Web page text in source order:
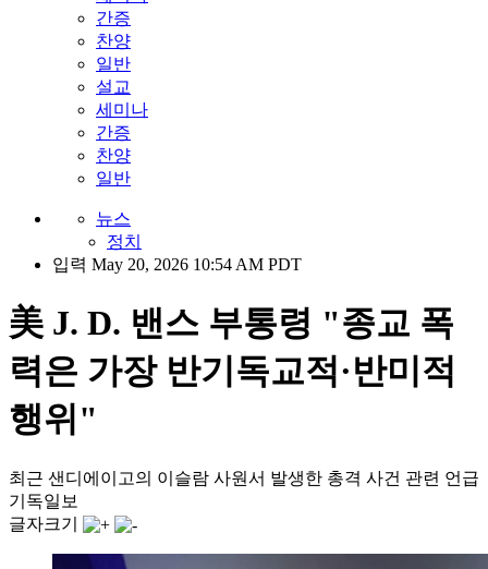
간증
찬양
일반
설교
세미나
간증
찬양
일반
뉴스
정치
입력 May 20, 2026 10:54 AM PDT
美 J. D. 밴스 부통령 "종교 폭
력은 가장 반기독교적·반미적
행위"
최근 샌디에이고의 이슬람 사원서 발생한 총격 사건 관련 언급
기독일보
글자크기